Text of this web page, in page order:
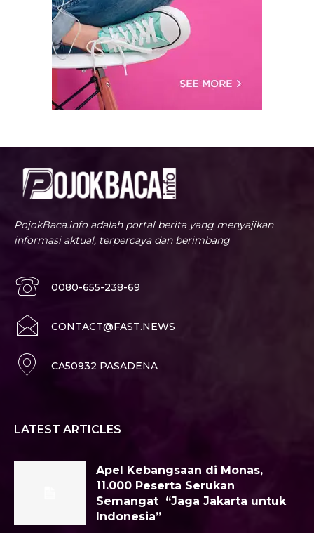
PojokBaca.info adalah portal berita yang menyajikan
informasi aktual, terpercaya dan berimbang
0080-655-238-69
CONTACT@FAST.NEWS
CA50932 PASADENA
LATEST ARTICLES
Apel Kebangsaan di Monas,
11.000 Peserta Serukan
Semangat “Jaga Jakarta untuk
Indonesia”